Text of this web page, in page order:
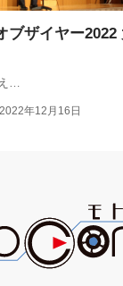
ブザイヤー2022
…
年12月16日